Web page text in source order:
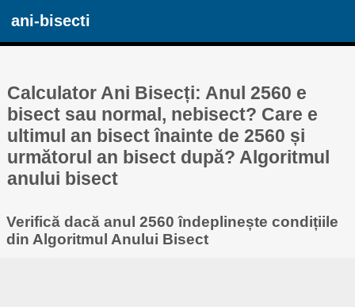
ani-bisecti
Calculator Ani Bisecți: Anul 2560 e
bisect sau normal, nebisect? Care e
ultimul an bisect înainte de 2560 și
următorul an bisect după? Algoritmul
anului bisect
Verifică dacă anul 2560 îndeplinește condițiile
din Algoritmul Anului Bisect